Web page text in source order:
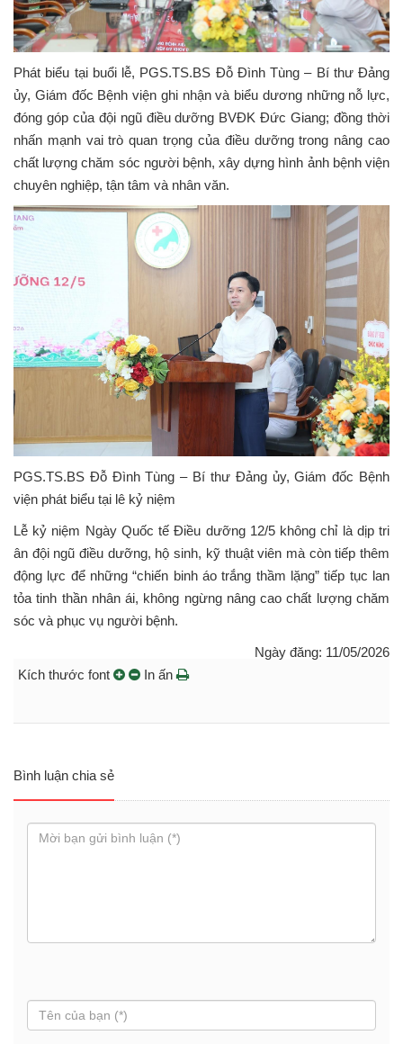
Phát biểu tại buổi lễ, PGS.TS.BS Đỗ Đình Tùng – Bí thư Đảng
ủy, Giám đốc Bệnh viện ghi nhận và biểu dương những nỗ lực,
đóng góp của đội ngũ điều dưỡng BVĐK Đức Giang; đồng thời
nhấn mạnh vai trò quan trọng của điều dưỡng trong nâng cao
chất lượng chăm sóc người bệnh, xây dựng hình ảnh bệnh viện
chuyên nghiệp, tận tâm và nhân văn.
PGS.TS.BS Đỗ Đình Tùng – Bí thư Đảng ủy, Giám đốc Bệnh
viện phát biểu tại lê kỷ niệm
Lễ kỷ niệm Ngày Quốc tế Điều dưỡng 12/5 không chỉ là dịp tri
ân đội ngũ điều dưỡng, hộ sinh, kỹ thuật viên mà còn tiếp thêm
động lực để những “chiến binh áo trắng thầm lặng” tiếp tục lan
tỏa tinh thần nhân ái, không ngừng nâng cao chất lượng chăm
sóc và phục vụ người bệnh.
Ngày đăng: 11/05/2026
Kích thước font
In ấn
Bình luận chia sẻ